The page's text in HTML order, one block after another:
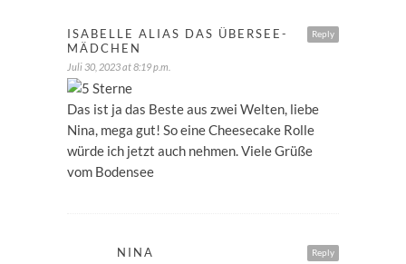
Reply
ISABELLE ALIAS DAS ÜBERSEE-
MÄDCHEN
Juli 30, 2023 at 8:19 p.m.
Das ist ja das Beste aus zwei Welten, liebe
Nina, mega gut! So eine Cheesecake Rolle
würde ich jetzt auch nehmen. Viele Grüße
vom Bodensee
Reply
NINA